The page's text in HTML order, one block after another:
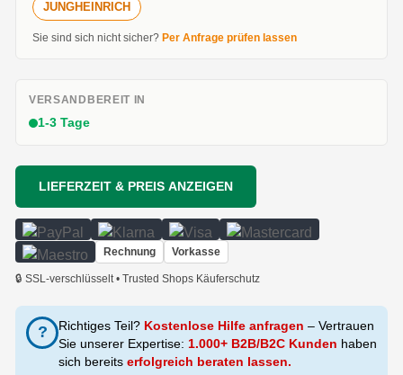
JUNGHEINRICH
Sie sind sich nicht sicher? Per Anfrage prüfen lassen
VERSANDBEREIT IN
1-3 Tage
LIEFERZEIT & PREIS ANZEIGEN
Rechnung Vorkasse
🔒 SSL-verschlüsselt • Trusted Shops Käuferschutz
? Richtiges Teil? Kostenlose Hilfe anfragen – Vertrauen
Sie unserer Expertise: 1.000+ B2B/B2C Kunden haben
sich bereits erfolgreich beraten lassen.